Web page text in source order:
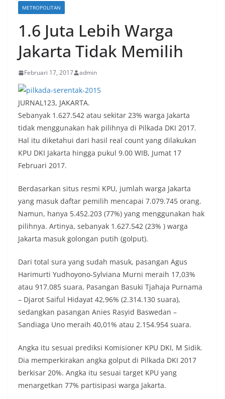
METROPOLITAN
1.6 Juta Lebih Warga
Jakarta Tidak Memilih
Februari 17, 2017 admin
JURNAL123, JAKARTA.
Sebanyak 1.627.542 atau sekitar 23% warga Jakarta
tidak menggunakan hak pilihnya di Pilkada DKI 2017.
Hal itu diketahui dari hasil real count yang dilakukan
KPU DKI Jakarta hingga pukul 9.00 WIB, Jumat 17
Februari 2017.
Berdasarkan situs resmi KPU, jumlah warga Jakarta
yang masuk daftar pemilih mencapai 7.079.745 orang.
Namun, hanya 5.452.203 (77%) yang menggunakan hak
pilihnya. Artinya, sebanyak 1.627.542 (23% ) warga
Jakarta masuk golongan putih (golput).
Dari total sura yang sudah masuk, pasangan Agus
Harimurti Yudhoyono-Sylviana Murni meraih 17,03%
atau 917.085 suara, Pasangan Basuki Tjahaja Purnama
– Djarot Saiful Hidayat 42,96% (2.314.130 suara),
sedangkan pasangan Anies Rasyid Baswedan –
Sandiaga Uno meraih 40,01% atau 2.154.954 suara.
Angka itu sesuai prediksi Komisioner KPU DKI, M Sidik.
Dia memperkirakan angka golput di Pilkada DKI 2017
berkisar 20%. Angka itu sesuai target KPU yang
menargetkan 77% partisipasi warga Jakarta.